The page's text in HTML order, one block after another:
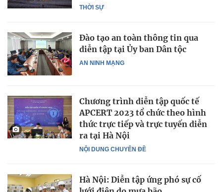
THỜI SỰ
AN NINH MẠNG
Đào tạo an toàn thông tin qua
diễn tập tại Ủy ban Dân tộc
NỘI DUNG CHUYÊN ĐỀ
Chương trình diễn tập quốc tế
APCERT 2023 tổ chức theo hình
thức trực tiếp và trực tuyến diễn
ra tại Hà Nội
Hà Nội: Diễn tập ứng phó sự cố